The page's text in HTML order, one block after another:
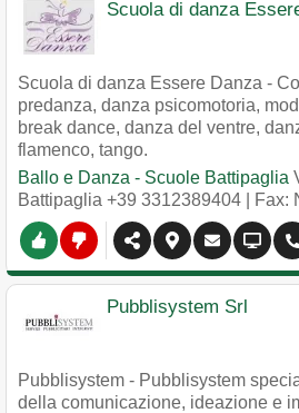
Scuola di danza
Scuola di danza Essere Danza -
predanza, danza psicomotoria,
break dance, danza del ventre,
flamenco, tango.
Ballo e Danza - Scuole Battipaglia
Battipaglia +39 3312389404 | Fax:
Pubblisystem Srl
Pubblisystem - Pubblisystem
della comunicazione, ideazione e